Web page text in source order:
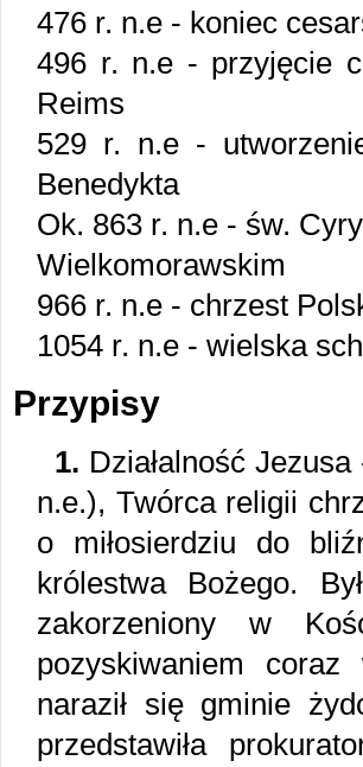
476 r. n.e - koniec
496 r. n.e - przyjęcie
Reims
529 r. n.e -
Benedykta
Ok. 863 r. n.e - św.
Wielkomorawskim
966 r. n.e - chrzest
1054 r. n.e - wielska
Przypisy
1. Działalność
n.e.), Twórca religii
o miłosierdziu do
królestwa Bożego.
zakorzeniony w
pozyskiwaniem
naraził się gminie
przedstawiła